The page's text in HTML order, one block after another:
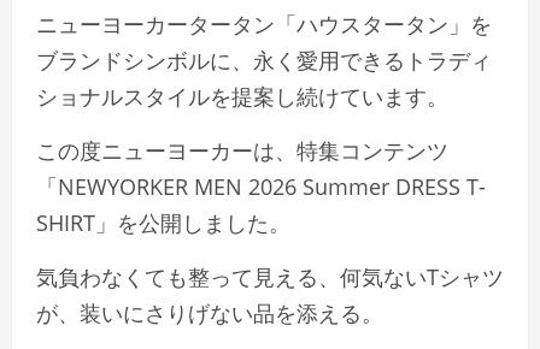
ニューヨーカータータン「ハウスタータン」を
ブランドシンボルに、永く愛用できるトラディ
ショナルスタイルを提案し続けています。
この度ニューヨーカーは、特集コンテンツ
「NEWYORKER MEN 2026 Summer DRESS T-
SHIRT」を公開しました。
気負わなくても整って見える、何気ないTシャツ
が、装いにさりげない品を添える。